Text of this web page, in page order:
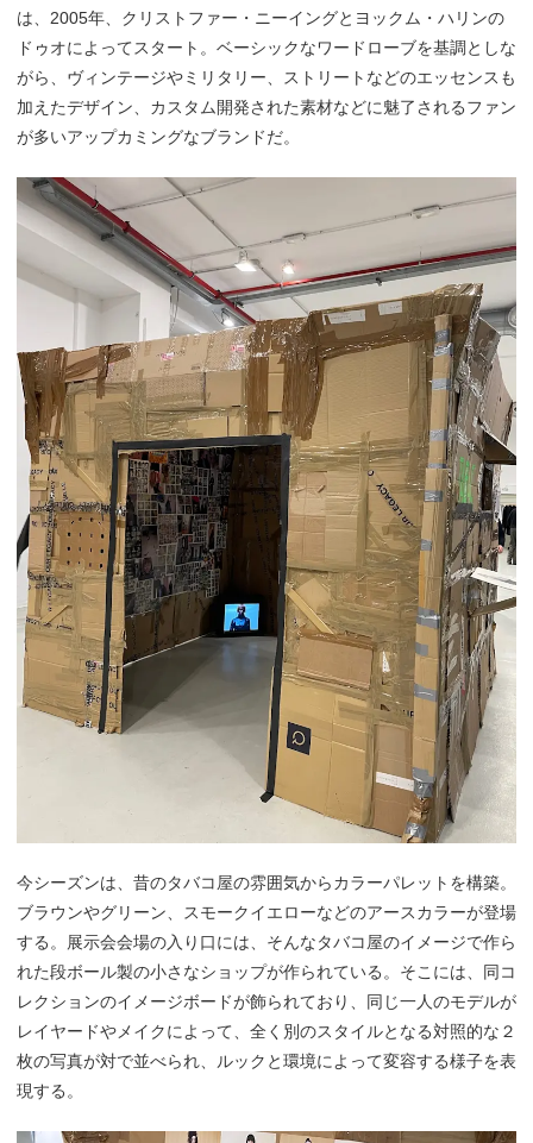
は、2005年、クリストファー・ニーイングとヨックム・ハリンの
ドゥオによってスタート。ベーシックなワードローブを基調としな
がら、ヴィンテージやミリタリー、ストリートなどのエッセンスも
加えたデザイン、カスタム開発された素材などに魅了されるファン
が多いアップカミングなブランドだ。
今シーズンは、昔のタバコ屋の雰囲気からカラーパレットを構築。
ブラウンやグリーン、スモークイエローなどのアースカラーが登場
する。展示会会場の入り口には、そんなタバコ屋のイメージで作ら
れた段ボール製の小さなショップが作られている。そこには、同コ
レクションのイメージボードが飾られており、同じ一人のモデルが
レイヤードやメイクによって、全く別のスタイルとなる対照的な２
枚の写真が対で並べられ、ルックと環境によって変容する様子を表
現する。